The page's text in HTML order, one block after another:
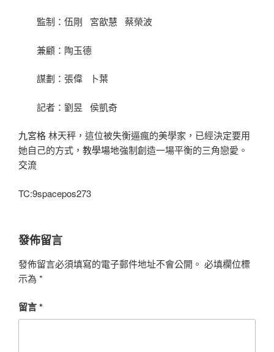
監制：伍剛 宮歆慧 蔡榮波
兼顧：陶玉德
謀劃：張偉 卜葉
記者：劉昱 侯凱奇
九宮格林天秤，這位被失衡逼瘋的美學家，已經決定要用
她自己的方式， 教學場地強制創造一場平衡的三角戀愛。
交流
TC:9spacepos273
發佈留言
發佈留言必須填寫的電子郵件地址不會公開。 必填欄位標
示為 *
留言*